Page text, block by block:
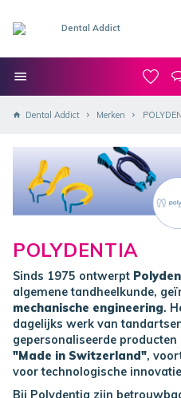
Dental Addict Merken
POLYDENTIA
Sinds 1975 ontwerpt
algemene tandheelkunde,
mechanische engineering.
dagelijks werk van
gepersonaliseerde
"Made in Switzerland",
voor technologische
Bij Polydentia zijn